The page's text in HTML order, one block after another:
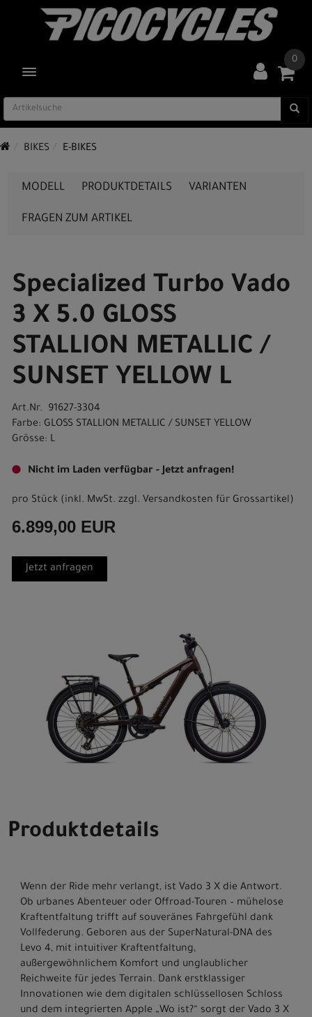
TOGGLE NAVIGATION
0
BIKES E-BIKES
MODELL PRODUKTDETAILS VARIANTEN
FRAGEN ZUM ARTIKEL
Specialized Turbo Vado
3 X 5.0 GLOSS
STALLION METALLIC /
SUNSET YELLOW L
Art.Nr. 91627-3304
Farbe: GLOSS STALLION METALLIC / SUNSET YELLOW
Grösse: L
Nicht im Laden verfügbar - Jetzt anfragen!
pro Stück (inkl. MwSt. zzgl. Versandkosten für Grossartikel)
6.899,00 EUR
Jetzt anfragen
Produktdetails
Wenn der Ride mehr verlangt, ist Vado 3 X die Antwort.
Ob urbanes Abenteuer oder Offroad-Touren – mühelose
Kraftentfaltung trifft auf souveränes Fahrgefühl dank
Vollfederung. Geboren aus der SuperNatural-DNA des
Levo 4, mit intuitiver Kraftentfaltung,
außergewöhnlichem Komfort und unglaublicher
Reichweite für jedes Terrain. Dank erstklassiger
Innovationen wie dem digitalen schlüssellosen Schloss
und dem integrierten Apple „Wo ist?“ sorgt der Vado 3 X